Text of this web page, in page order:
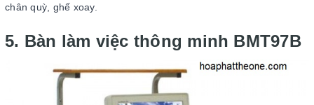
chân quỳ, ghế xoay.
5. Bàn làm việc thông minh BMT97B